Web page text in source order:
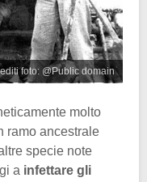
foto: @Public domain
molto
ramo ancestrale
specie note
a infettare gli